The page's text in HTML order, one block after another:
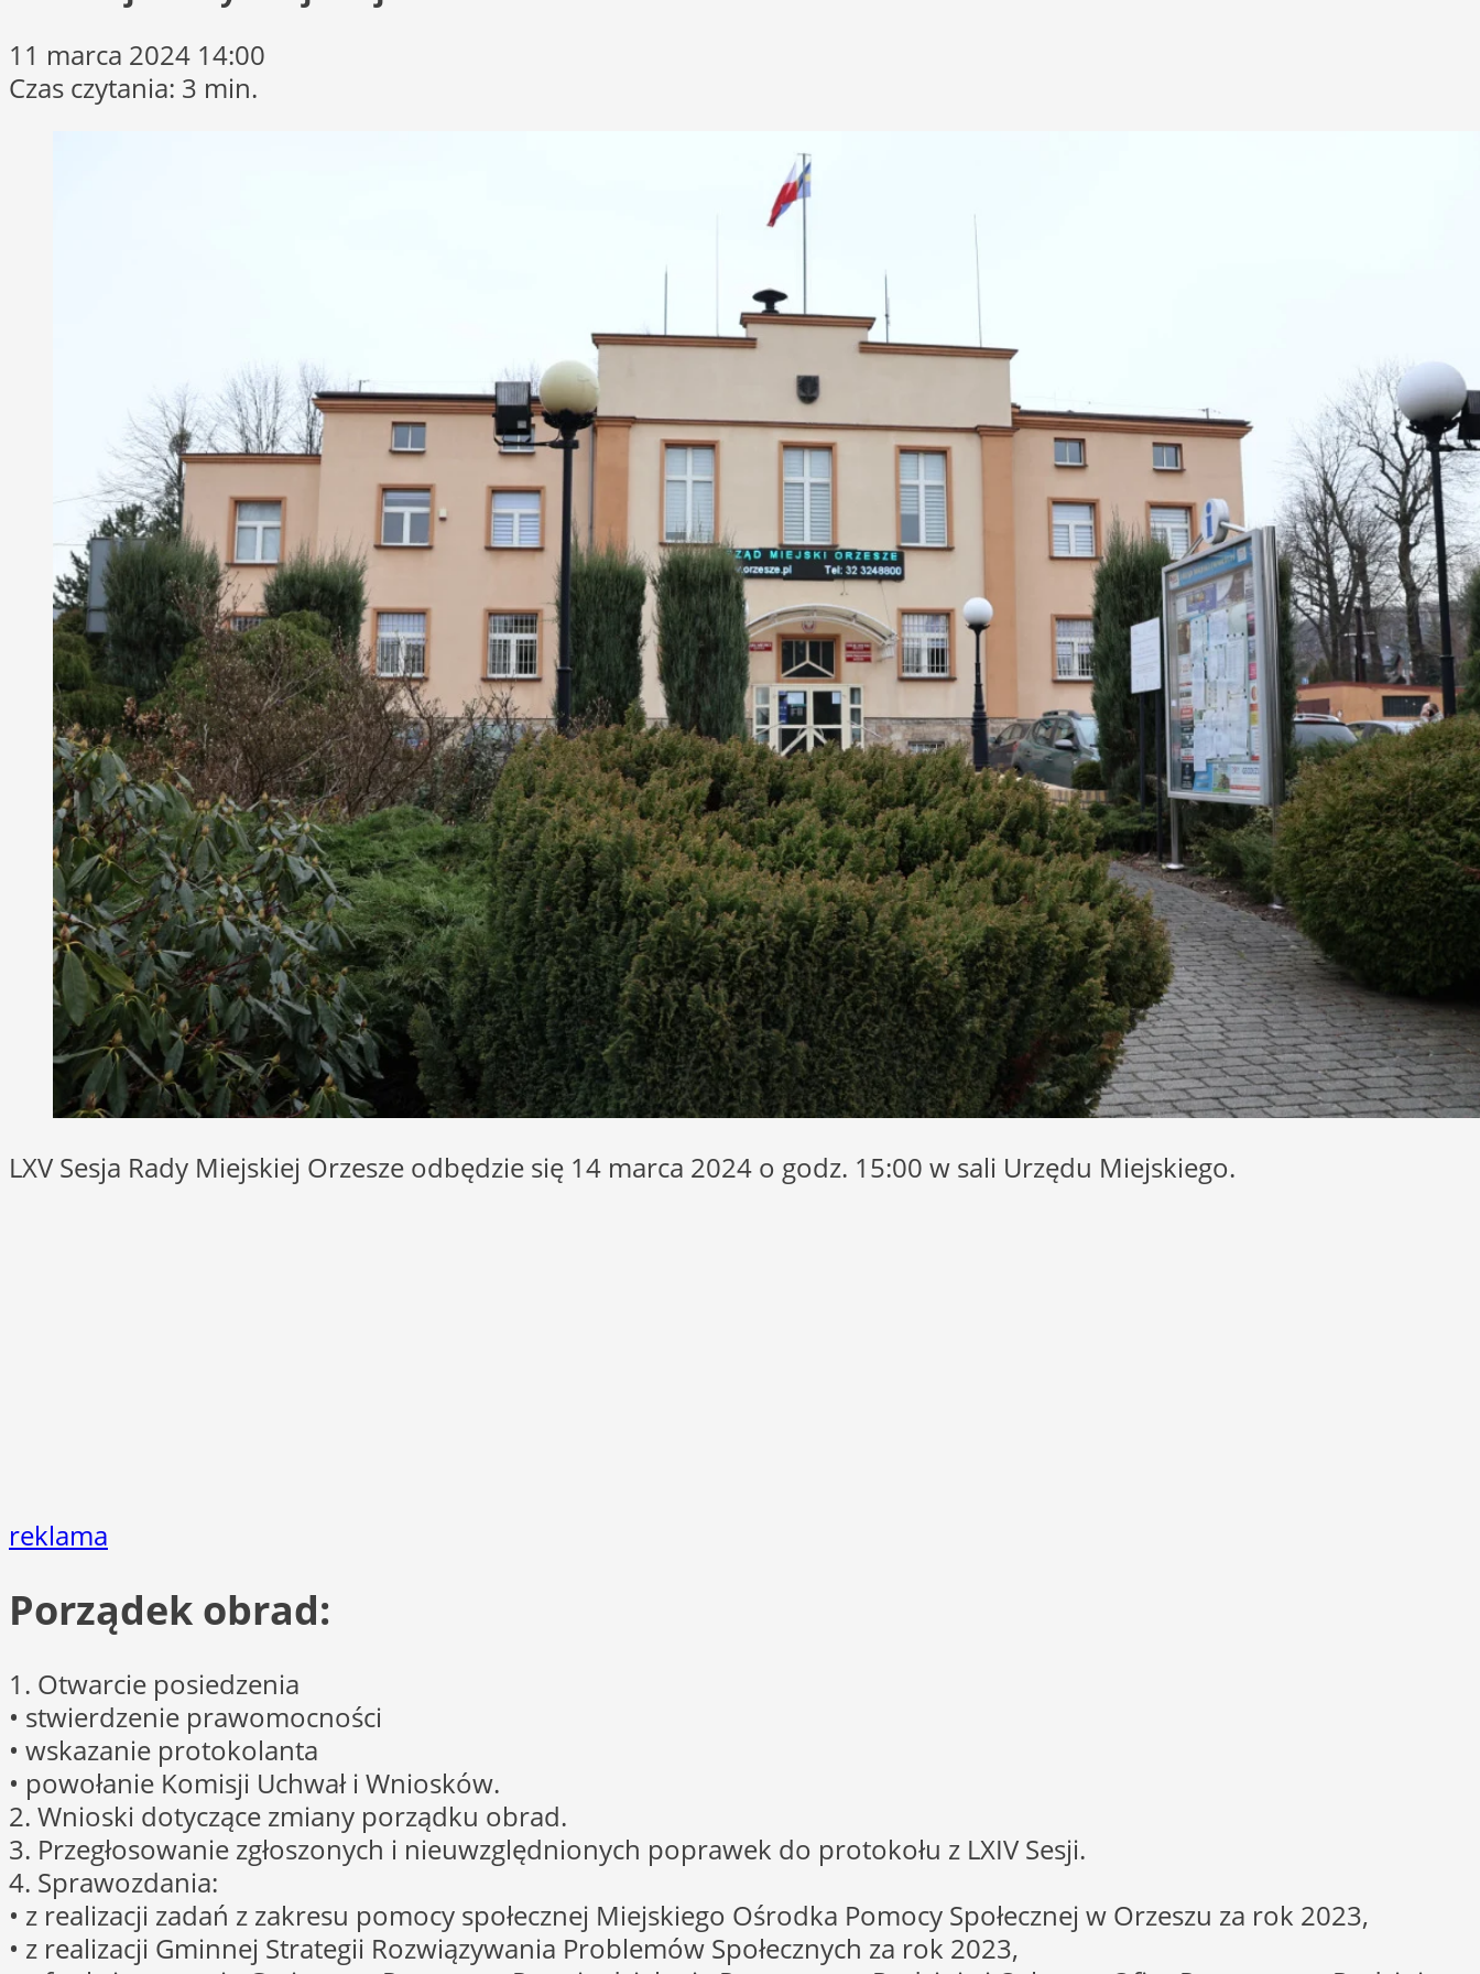
11 marca 2024 14:00
Czas czytania: 3 min.
LXV Sesja Rady Miejskiej Orzesze odbędzie się 14 marca 2024 o godz. 15:00 w sali Urzędu Miejskiego.
reklama
Porządek obrad:
1. Otwarcie posiedzenia
• stwierdzenie prawomocności
• wskazanie protokolanta
• powołanie Komisji Uchwał i Wniosków.
2. Wnioski dotyczące zmiany porządku obrad.
3. Przegłosowanie zgłoszonych i nieuwzględnionych poprawek do protokołu z LXIV Sesji.
4. Sprawozdania:
• z realizacji zadań z zakresu pomocy społecznej Miejskiego Ośrodka Pomocy Społecznej w Orzeszu za rok 2023,
• z realizacji Gminnej Strategii Rozwiązywania Problemów Społecznych za rok 2023,